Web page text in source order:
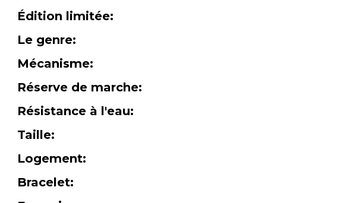
Édition limitée:
Le genre:
Mécanisme:
Réserve de marche:
Résistance à l'eau:
Taille:
Logement:
Bracelet: